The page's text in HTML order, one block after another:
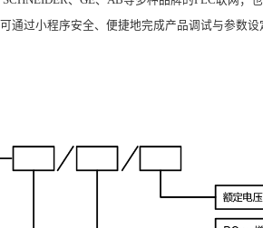
过小程序安全、便捷地完成产品调试与参数设